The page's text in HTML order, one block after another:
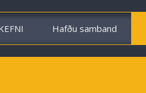
Hafðu samband